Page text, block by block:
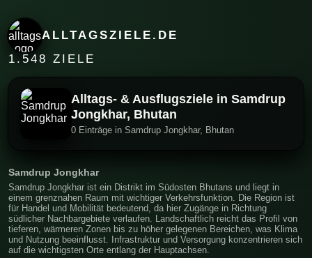
ALLTAGSZIELE.DE
1.548 ZIELE
Alltags- & Ausflugsziele in Samdrup
Jongkhar, Bhutan
0 Einträge in Samdrup Jongkhar, Bhutan
Samdrup Jongkhar
Samdrup Jongkhar ist ein Distrikt im Südosten Bhutans und liegt in
einem grenznahen Raum mit wichtiger Verkehrsfunktion. Die Region ist
für Handel und Mobilität bedeutend, da hier Zugänge in Richtung
südlicher Nachbargebiete verlaufen. Landschaftlich reicht das Profil von
tieferen, wärmeren Zonen bis zu höher gelegenen Bereichen, was Klima
und Nutzung beeinflusst. Infrastruktur und Versorgung konzentrieren sich
auf die wichtigsten Orte entlang der Hauptachsen.